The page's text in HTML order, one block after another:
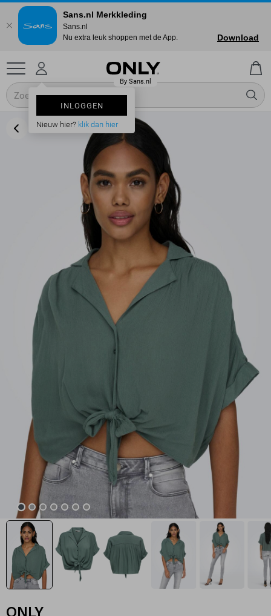
INLOGGEN
Nieuw hier? klik dan hier
Sans.nl Merkkleding
Sans.nl
Nu extra leuk shoppen met de App.
Download